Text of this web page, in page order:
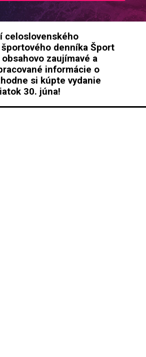
celoslovenského
denníka Šport
zaujímavé a
informácie o
si kúpte vydanie
30. júna!